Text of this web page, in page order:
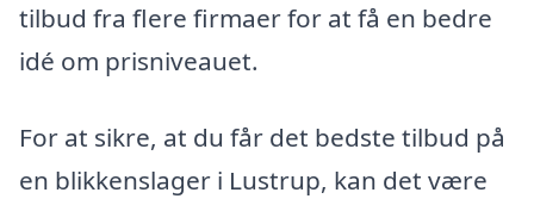
tilbud fra flere firmaer for at få en bedre
idé om prisniveauet.
For at sikre, at du får det bedste tilbud på
en blikkenslager i Lustrup, kan det være